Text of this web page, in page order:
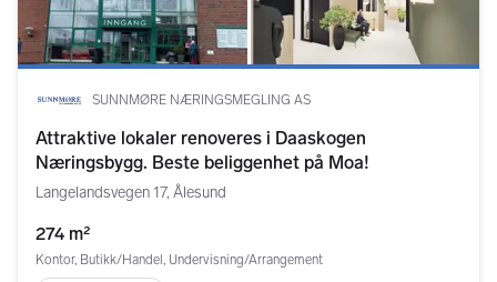
SUNNMØRE NÆRINGSMEGLING AS
Attraktive lokaler renoveres i Daaskogen
Næringsbygg. Beste beliggenhet på Moa!
Langelandsvegen 17, Ålesund
274 m²
Kontor, Butikk/Handel, Undervisning/Arrangement